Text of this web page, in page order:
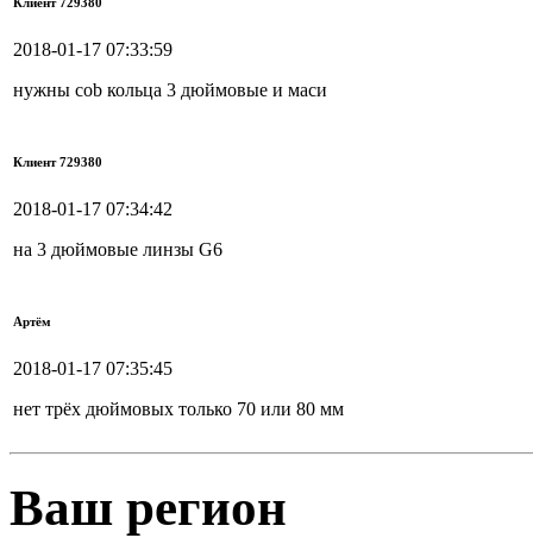
2018-01-17 07:33:59
нужны cob кольца 3 дюймовые и маси
Клиент 729380
2018-01-17 07:34:42
на 3 дюймовые линзы G6
Артём
2018-01-17 07:35:45
нет трёх дюймовых только 70 или 80 мм
Ваш регион